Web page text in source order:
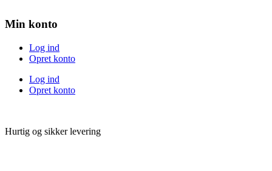
Min konto
Log ind
Opret konto
Log ind
Opret konto
Hurtig og sikker levering